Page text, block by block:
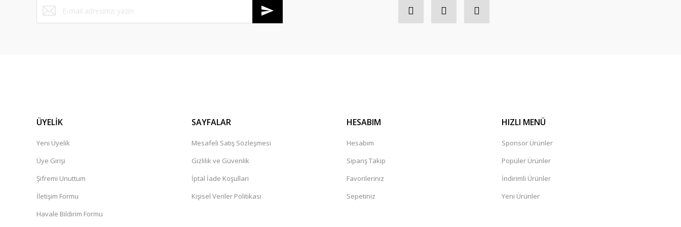
72.599,00 TL
ÜYELİK
Yeni Üyelik
Üye Girişi
Şifremi Unuttum
İletişim Formu
Havale Bildirim Formu
SAYFALAR
Mesafeli Satış Sözleşmesi
Gizlilik ve Güvenlik
İptal İade Koşullari
Kişisel Veriler Politikası
HESABIM
Hesabım
Sipariş Takip
Favorileriniz
Sepetiniz
HIZLI MENÜ
Sponsor Ürünler
Popüler Ürünler
İndirimli Ürünler
Yeni Ürünler